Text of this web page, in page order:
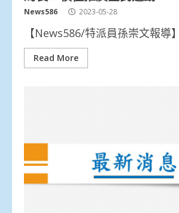
News586 2023-05-28
【News586/特派員孫崇文報導】
Read More